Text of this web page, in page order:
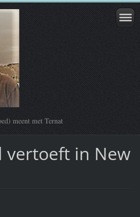
meent met Ternat
vertoeft in New